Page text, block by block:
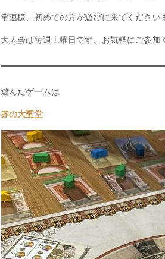
常連様、初めての方が遊びに来てください
大人会は毎週土曜日です。お気軽にご参加
遊んだゲームは
赤の大聖堂